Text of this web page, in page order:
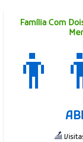
Família Com